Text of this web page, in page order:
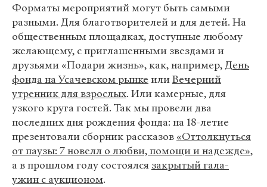
Форматы мероприятий могут быть самыми
разными. Для благотворителей и для детей. На
общественным площадках, доступные любому
желающему, с приглашенными звездами и
друзьями «Подари жизнь», как, например, День
фонда на Усачевском рынке илиВечерний
утренник для взрослых. Или камерные, для
узкого круга гостей. Так мы провели два
последних дня рождения фонда: на 18-летие
презентовали сборник рассказов «Оттолкнуться
от паузы: 7 новелл о любви, помощи и надежде»,
а в прошлом году состоялся закрытый гала-
ужин с аукционом.